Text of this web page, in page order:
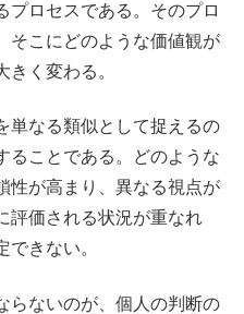
プロセスである。そのプロ
そこにどのような価値観が
きく変わる。
単なる類似として捉えるの
ることである。どのような
性が高まり、異なる視点が
評価される状況が重なれ
きない。
らないのが、個人の判断の